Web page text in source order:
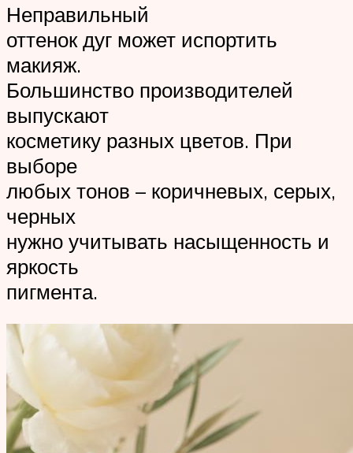
Неправильный
оттенок дуг может испортить
макияж.
Большинство производителей
выпускают
косметику разных цветов. При
выборе
любых тонов – коричневых, серых,
черных
нужно учитывать насыщенность и
яркость
пигмента.